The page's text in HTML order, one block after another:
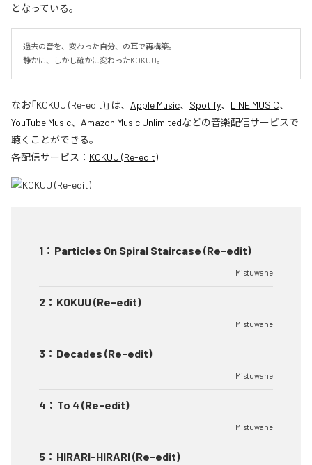
となっている。
過去の音を、変わった自分、の耳で再構築。
静かに、しかし確かに変わったKOKUU。
なお「KOKUU (Re-edit)」は、 Apple Music、 Spotify、 LINE MUSIC、
YouTube Music、 Amazon Music Unlimitedなどの音楽配信サービスで
聴くことができる。
各配信サービス： KOKUU (Re-edit)
1 ： Particles On Spiral Staircase (Re-edit)
Mistuwane
2 ： KOKUU (Re-edit)
Mistuwane
3 ： Decades (Re-edit)
Mistuwane
4 ： To 4 (Re-edit)
Mistuwane
5 ： HIRARI-HIRARI (Re-edit)